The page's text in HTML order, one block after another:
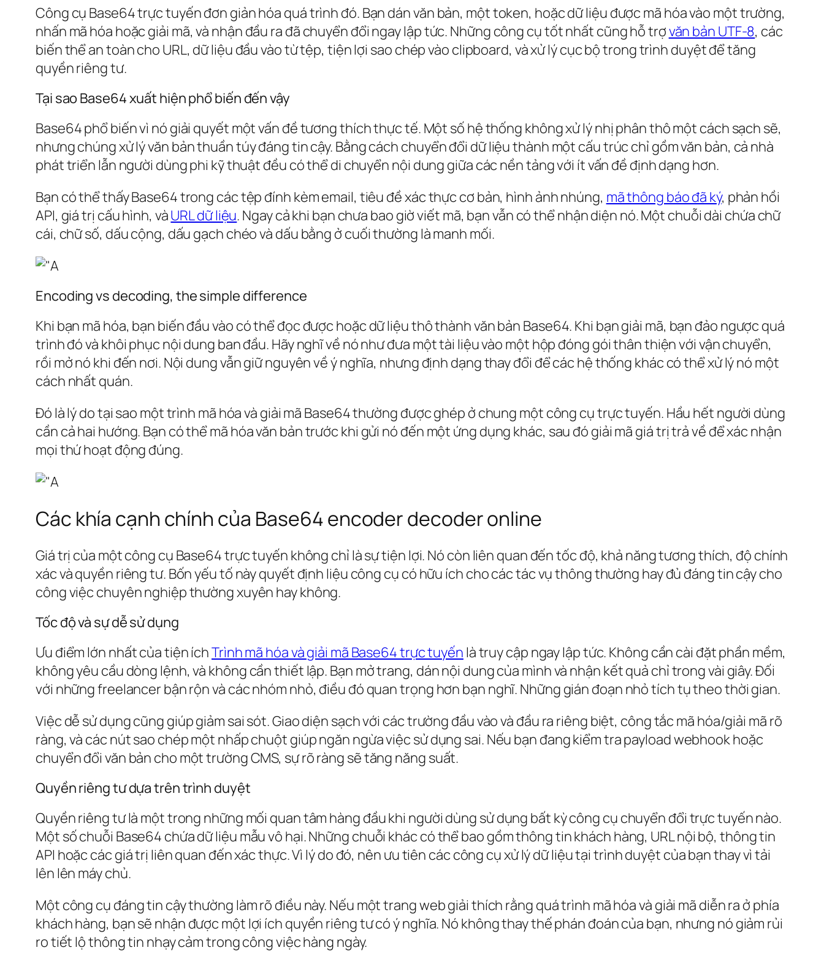
Công cụ Base64 trực tuyến đơn giản hóa quá trình đó. Bạn dán văn bản, một token, hoặc dữ liệu được mã hóa vào một trường,
nhấn mã hóa hoặc giải mã, và nhận đầu ra đã chuyển đổi ngay lập tức. Những công cụ tốt nhất cũng hỗ trợvăn bản UTF-8, các
biến thể an toàn cho URL, dữ liệu đầu vào từ tệp, tiện lợi sao chép vào clipboard, và xử lý cục bộ trong trình duyệt để tăng
quyền riêng tư.
Tại sao Base64 xuất hiện phổ biến đến vậy
Base64 phổ biến vì nó giải quyết một vấn đề tương thích thực tế. Một số hệ thống không xử lý nhị phân thô một cách sạch sẽ,
nhưng chúng xử lý văn bản thuần túy đáng tin cậy. Bằng cách chuyển đổi dữ liệu thành một cấu trúc chỉ gồm văn bản, cả nhà
phát triển lẫn người dùng phi kỹ thuật đều có thể di chuyển nội dung giữa các nền tảng với ít vấn đề định dạng hơn.
Bạn có thể thấy Base64 trong các tệp đính kèm email, tiêu đề xác thực cơ bản, hình ảnh nhúng, mã thông báo đã ký, phản hồi
API, giá trị cấu hình, vàURL dữ liệu. Ngay cả khi bạn chưa bao giờ viết mã, bạn vẫn có thể nhận diện nó. Một chuỗi dài chứa chữ
cái, chữ số, dấu cộng, dấu gạch chéo và dấu bằng ở cuối thường là manh mối.
Encoding vs decoding, the simple difference
Khi bạn mã hóa, bạn biến đầu vào có thể đọc được hoặc dữ liệu thô thành văn bản Base64. Khi bạn giải mã, bạn đảo ngược quá
trình đó và khôi phục nội dung ban đầu. Hãy nghĩ về nó như đưa một tài liệu vào một hộp đóng gói thân thiện với vận chuyển,
rồi mở nó khi đến nơi. Nội dung vẫn giữ nguyên về ý nghĩa, nhưng định dạng thay đổi để các hệ thống khác có thể xử lý nó một
cách nhất quán.
Đó là lý do tại sao một trình mã hóa và giải mã Base64 thường được ghép ở chung một công cụ trực tuyến. Hầu hết người dùng
cần cả hai hướng. Bạn có thể mã hóa văn bản trước khi gửi nó đến một ứng dụng khác, sau đó giải mã giá trị trả về để xác nhận
mọi thứ hoạt động đúng.
Các khía cạnh chính của Base64 encoder decoder online
Giá trị của một công cụ Base64 trực tuyến không chỉ là sự tiện lợi. Nó còn liên quan đến tốc độ, khả năng tương thích, độ chính
xác và quyền riêng tư. Bốn yếu tố này quyết định liệu công cụ có hữu ích cho các tác vụ thông thường hay đủ đáng tin cậy cho
công việc chuyên nghiệp thường xuyên hay không.
Tốc độ và sự dễ sử dụng
Ưu điểm lớn nhất của tiện íchTrình mã hóa và giải mã Base64 trực tuyến là truy cập ngay lập tức. Không cần cài đặt phần mềm,
không yêu cầu dòng lệnh, và không cần thiết lập. Bạn mở trang, dán nội dung của mình và nhận kết quả chỉ trong vài giây. Đối
với những freelancer bận rộn và các nhóm nhỏ, điều đó quan trọng hơn bạn nghĩ. Những gián đoạn nhỏ tích tụ theo thời gian.
Việc dễ sử dụng cũng giúp giảm sai sót. Giao diện sạch với các trường đầu vào và đầu ra riêng biệt, công tắc mã hóa/giải mã rõ
ràng, và các nút sao chép một nhấp chuột giúp ngăn ngừa việc sử dụng sai. Nếu bạn đang kiểm tra payload webhook hoặc
chuyển đổi văn bản cho một trường CMS, sự rõ ràng sẽ tăng năng suất.
Quyền riêng tư dựa trên trình duyệt
Quyền riêng tư là một trong những mối quan tâm hàng đầu khi người dùng sử dụng bất kỳ công cụ chuyển đổi trực tuyến nào.
Một số chuỗi Base64 chứa dữ liệu mẫu vô hại. Những chuỗi khác có thể bao gồm thông tin khách hàng, URL nội bộ, thông tin
API hoặc các giá trị liên quan đến xác thực. Vì lý do đó, nên ưu tiên các công cụ xử lý dữ liệu tại trình duyệt của bạn thay vì tải
lên lên máy chủ.
Một công cụ đáng tin cậy thường làm rõ điều này. Nếu một trang web giải thích rằng quá trình mã hóa và giải mã diễn ra ở phía
khách hàng, bạn sẽ nhận được một lợi ích quyền riêng tư có ý nghĩa. Nó không thay thế phán đoán của bạn, nhưng nó giảm rủi
ro tiết lộ thông tin nhạy cảm trong công việc hàng ngày.